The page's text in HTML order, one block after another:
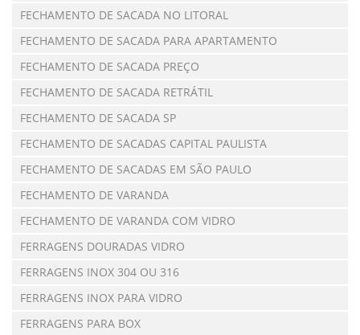
FECHAMENTO DE SACADA NO LITORAL
FECHAMENTO DE SACADA PARA APARTAMENTO
FECHAMENTO DE SACADA PREÇO
FECHAMENTO DE SACADA RETRÁTIL
FECHAMENTO DE SACADA SP
FECHAMENTO DE SACADAS CAPITAL PAULISTA
FECHAMENTO DE SACADAS EM SÃO PAULO
FECHAMENTO DE VARANDA
FECHAMENTO DE VARANDA COM VIDRO
FERRAGENS DOURADAS VIDRO
FERRAGENS INOX 304 OU 316
FERRAGENS INOX PARA VIDRO
FERRAGENS PARA BOX